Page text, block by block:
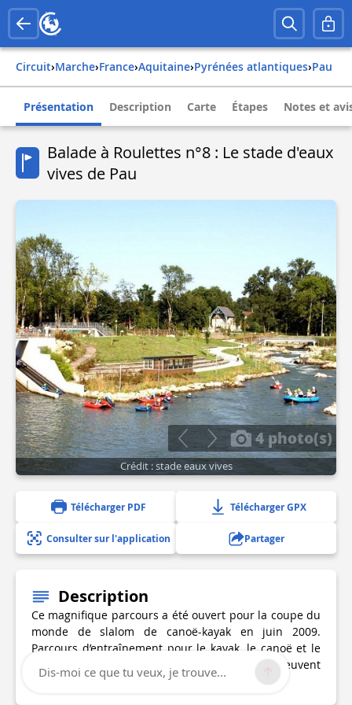
Circuit› Marche› france› aquitaine› pyrénées atlantiques› pau
Présentation Description Carte Étapes Notes et
Balade à Roulettes n°8 : Le stade d'eaux
vives de Pau
4 photo(s)
Crédit : stade eaux vives
Télécharger PDF Télécharger GPX
Consulter sur l'application Partager
Description
Ce magnifique parcours a été ouvert pour la coupe du
monde de slalom de canoë-kayak en juin 2009.
Parcours d’entraînement pour le kayak, le canoë et le
rafting, il est ouvert aux promeneurs qui peuvent
profiter d’une balade au calme et du spectacle.
Dis-moi ce que tu veux, je trouve...